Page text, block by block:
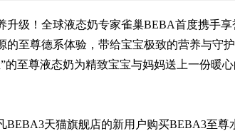
升级！全球液态奶专家雀巢BEBA首度携手
的至尊德系体验，带给宝宝极致的营养与守护
的至尊液态奶为精致宝宝与妈妈送上一份暖
BEBA3天猫旗舰店的新用户购买BEBA3至尊